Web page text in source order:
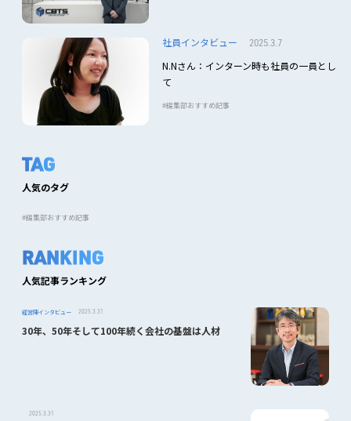
社員インタビュー 2025.3.7
N.Nさん：インターン時も社員の一員とし
て
編集部おすすめ記事
TAG
人気のタグ
編集部おすすめ記事
RANKING
人気記事ランキング
経営陣インタビュー 2025.3.31
30年、50年そして100年続く会社の基盤は人材
2025.3.31